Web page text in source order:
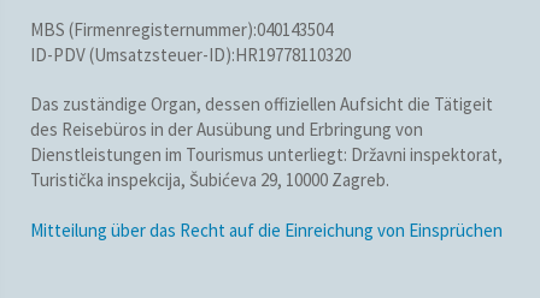
MBS (Firmenregisternummer):040143504
ID-PDV (Umsatzsteuer-ID):HR19778110320
Das zuständige Organ, dessen offiziellen Aufsicht die Tätigeit
des Reisebüros in der Ausübung und Erbringung von
Dienstleistungen im Tourismus unterliegt: Državni inspektorat,
Turistička inspekcija, Šubićeva 29, 10000 Zagreb.
Mitteilung über das Recht auf die Einreichung von Einsprüchen